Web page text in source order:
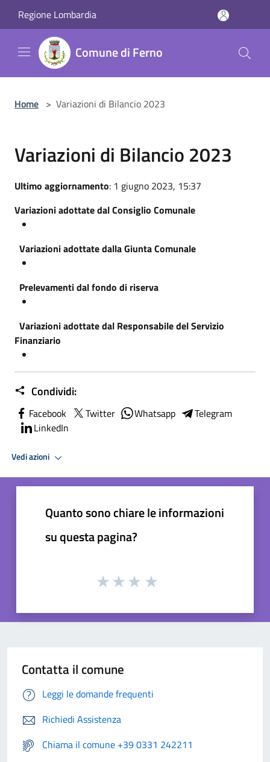
Regione Lombardia
Comune di Ferno
Home > Variazioni di Bilancio 2023
Variazioni di Bilancio 2023
Ultimo aggiornamento: 1 giugno 2023, 15:37
Variazioni adottate dal Consiglio Comunale
Variazioni adottate dalla Giunta Comunale
Prelevamenti dal fondo di riserva
Variazioni adottate dal Responsabile del Servizio
Finanziario
Condividi:
Facebook Twitter Whatsapp
Telegram
LinkedIn
Vedi azioni
Quanto sono chiare le informazioni
su questa pagina?
Contatta il comune
Leggi le domande frequenti
Richiedi Assistenza
Chiama il comune +39 0331 242211